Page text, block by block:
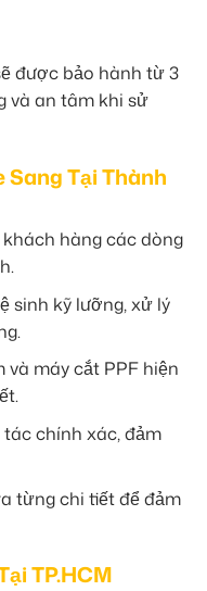
được bảo hành từ 3
và an tâm khi sử
Sang Tại Thành
hàng các dòng
sinh kỹ lưỡng, xử lý
máy cắt PPF hiện
chính xác, đảm
từng chi tiết để đảm
TP.HCM